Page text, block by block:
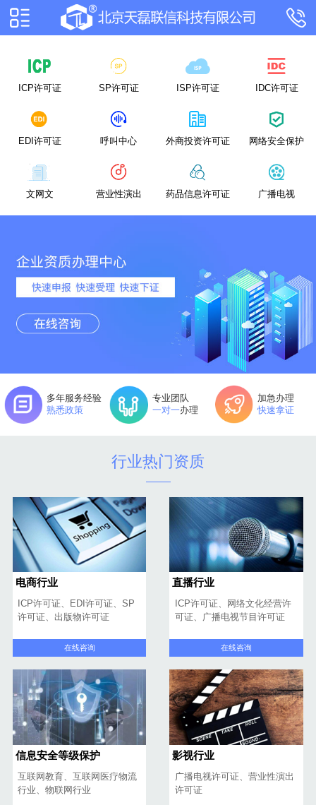
ICP许可证 SP许可证 ISP许可证 IDC许可证
EDI许可证 呼叫中心 外商投资许可证 网络安全保护
文网文 营业性演出 药品信息许可证 广播电视
多年服务经验
熟悉政策
专业团队
一对一办理
加急办理
快速拿证
行业热门资质
电商行业
ICP许可证、EDI许可证、SP
许可证、出版物许可证
在线咨询
直播行业
ICP许可证、网络文化经营许
可证、广播电视节目许可证
在线咨询
信息安全等级保护
互联网教育、互联网医疗物流
行业、物联网行业
影视行业
广播电视许可证、营业性演出
许可证